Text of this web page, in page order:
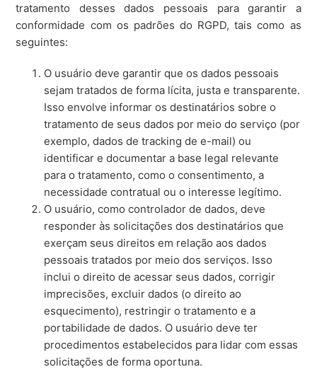
tratamento desses dados pessoais para garantir a
conformidade com os padrões do RGPD, tais como as
seguintes:
O usuário deve garantir que os dados pessoais
sejam tratados de forma lícita, justa e transparente.
Isso envolve informar os destinatários sobre o
tratamento de seus dados por meio do serviço (por
exemplo, dados de tracking de e-mail) ou
identificar e documentar a base legal relevante
para o tratamento, como o consentimento, a
necessidade contratual ou o interesse legítimo.
O usuário, como controlador de dados, deve
responder às solicitações dos destinatários que
exerçam seus direitos em relação aos dados
pessoais tratados por meio dos serviços. Isso
inclui o direito de acessar seus dados, corrigir
imprecisões, excluir dados (o direito ao
esquecimento), restringir o tratamento e a
portabilidade de dados. O usuário deve ter
procedimentos estabelecidos para lidar com essas
solicitações de forma oportuna.